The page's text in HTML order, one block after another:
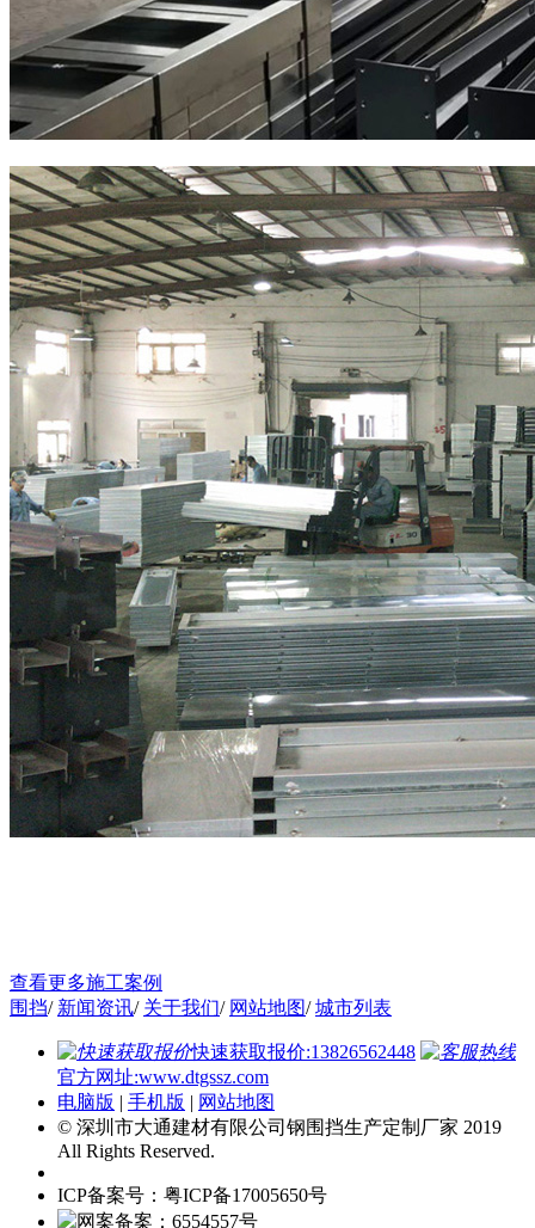
查看更多施工案例
围挡/ 新闻资讯/ 关于我们/ 网站地图/城市列表
快速获取报价:13826562448
官方网址:www.dtgssz.com
电脑版 | 手机版 | 网站地图
© 深圳市大通建材有限公司钢围挡生产定制厂家 2019
All Rights Reserved.
ICP备案号：粤ICP备17005650号
网案备案：6554557号